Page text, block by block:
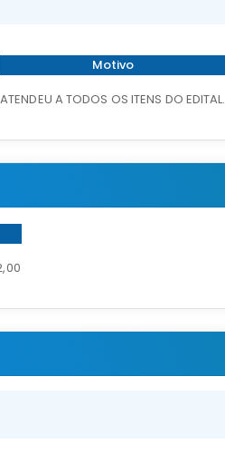
Motivo
ATENDEU A TODOS OS ITENS DO EDITAL.